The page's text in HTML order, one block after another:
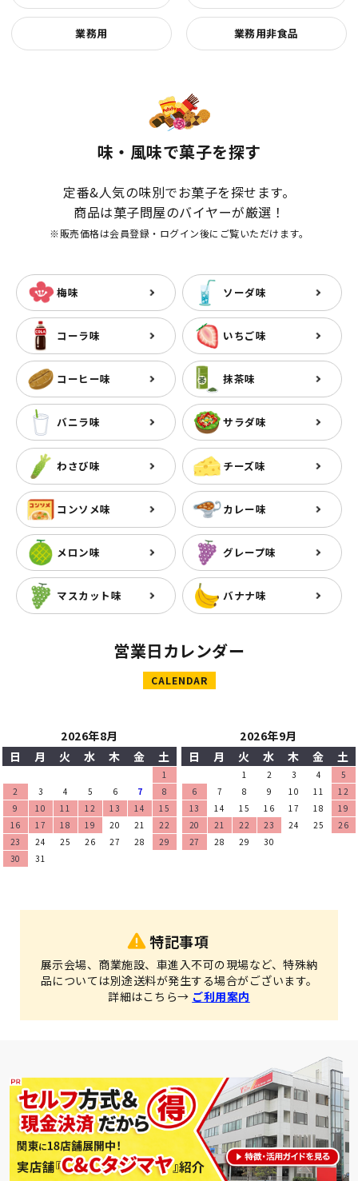
業務用 業務用非食品
味・風味で菓子を探す
定番&人気の味別でお菓子を探せます。
商品は菓子問屋のバイヤーが厳選！
※販売価格は会員登録・ログイン後にご覧いただけます。
梅味 ソーダ味
コーラ味 いちご味
コーヒー味 抹茶味
バニラ味 サラダ味
わさび味 チーズ味
コンソメ味 カレー味
メロン味 グレープ味
マスカット味 バナナ味
営業日カレンダー
CALENDAR
2026年8月
日
月 火 水 木 金 土
1
2
3 4 5 6 7
8
9
10 11 12 13 14
15
16
17 18 19 20 21
22
23
24 25 26 27 28
29
30
31
2026年9月
日
月 火 水 木 金 土
1 2 3 4
5
6
7 8 9 10 11
12
13
14 15 16 17 18
19
20
21 22 23 24 25
26
27
28 29 30
特記事項
展示会場、商業施設、車進入不可の現場など、特殊納
品については別途送料が発生する場合がございます。
詳細はこちら→ ご利用案内